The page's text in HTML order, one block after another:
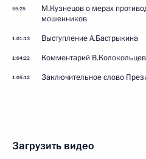
55:25
М.Кузнецов о мерах
мошенников
1:01:13 Выступление А.Бастрыкина
1:04:22 Комментарий
1:05:12 Заключительное слово
Загрузить видео